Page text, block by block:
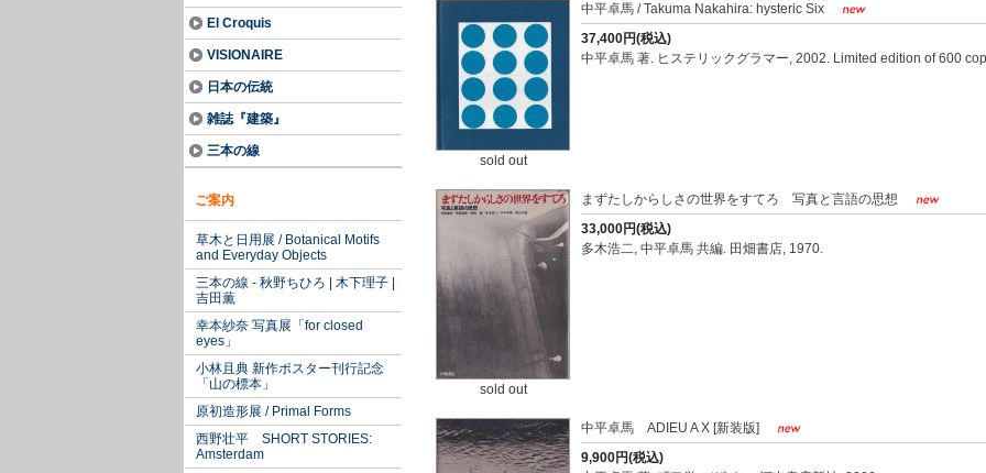
El Croquis
VISIONAIRE
日本の伝統
雑誌『建築』
三本の線
ご案内
草木と日用展 / Botanical Motifs
and Everyday Objects
三本の線 - 秋野ちひろ | 木下理子 |
吉田薫
幸本紗奈 写真展「for closed
eyes」
小林且典 新作ポスター刊行記念
「山の標本」
原初造形展 / Primal Forms
西野壮平 SHORT STORIES:
Amsterdam
sold out
中平卓馬 / Takuma Nakahira: hysteric Six
37,400円(税込)
中平卓馬 著. ヒステリックグラマー, 2002. Limited edition of 600
sold out
まずたしからしさの世界をすてろ 写真と言語の思想
33,000円(税込)
多木浩二, 中平卓馬 共編. 田畑書店, 1970.
中平卓馬 ADIEU A X [新装版]
9,900円(税込)